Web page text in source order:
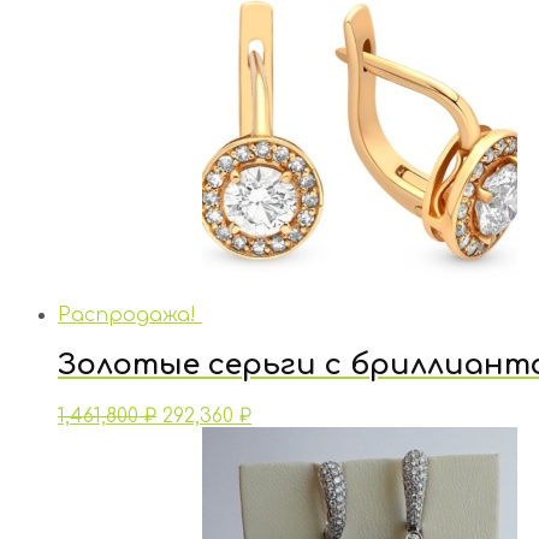
Распродажа!
Золотые серьги с
1,461,800₽ 292,360 ₽